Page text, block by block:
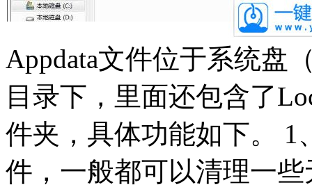
Appdata文件位于系统
目录下，里面还包含了
件夹，具体功能如下。 1
件，一般都可以清理一